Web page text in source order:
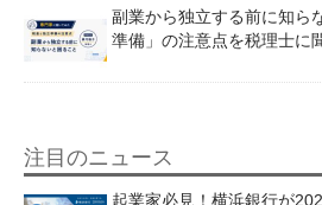
副業から独立する前に知ら
準備」の注意点を税理士に
注目のニュース
起業家必見！横浜銀行が